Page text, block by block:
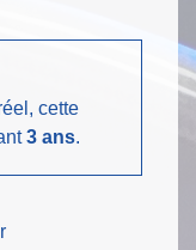
cette
3 ans.